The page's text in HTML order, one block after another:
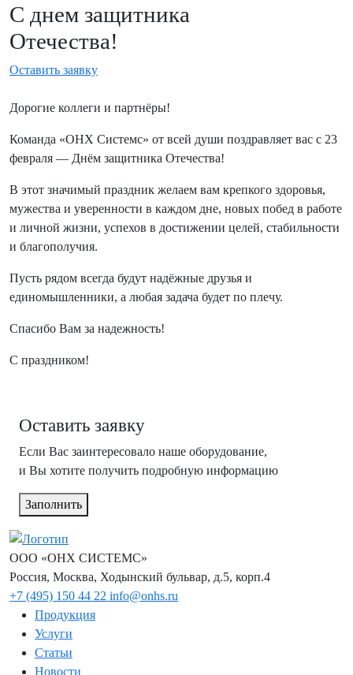
С днем защитника
Отечества!
Оставить заявку
Дорогие коллеги и партнёры!
Команда «ОНХ Системс» от всей души поздравляет вас с 23
февраля — Днём защитника Отечества!
В этот значимый праздник желаем вам крепкого здоровья,
мужества и уверенности в каждом дне, новых побед в работе
и личной жизни, успехов в достижении целей, стабильности
и благополучия.
Пусть рядом всегда будут надёжные друзья и
единомышленники, а любая задача будет по плечу.
Спасибо Вам за надежность!
С праздником!
Оставить заявку
Если Вас заинтересовало наше оборудование,
и Вы хотите получить подробную информацию
Заполнить
ООО «ОНХ СИСТЕМС»
Россия, Москва, Ходынский бульвар, д.5, корп.4
+7 (495) 150 44 22 info@onhs.ru
Продукция
Услуги
Статьи
Новости